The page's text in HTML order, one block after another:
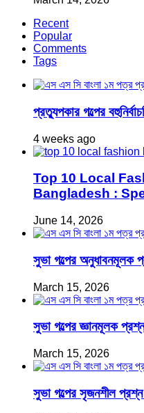
Recent
Popular
Comments
Tags
প্রত্যুপকার গল্পের
4 weeks ago
Top 10 Local
Bangladesh :
June 14, 2026
সুভা গল্পের অনুধাবনমূলক
March 15, 2026
সুভা গল্পের জ্ঞানমূলক
March 15, 2026
সুভা গল্পের সৃজনশীল